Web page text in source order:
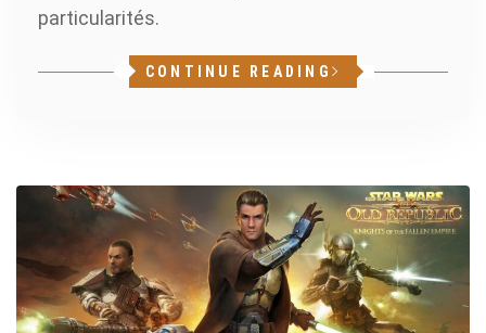
particularités.
CONTINUE READING